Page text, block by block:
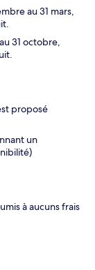
au 31 mars,
31 octobre,
proposé
un
à aucuns frais